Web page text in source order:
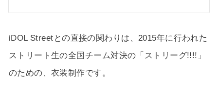
iDOL Streetとの直接の関わりは、2015年に行われた
ストリート生の全国チーム対決の「ストリーグ!!!!」
のための、衣装制作です。